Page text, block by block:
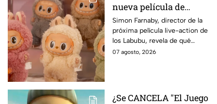
nueva película de
Labubu: de qué tratará
y cuándo se estrena
Simon Farnaby, director de la
próxima película live-action de
los Labubu, revela de qué
tratará la cinta. Aquí te
07 agosto, 2026
¿Se CANCELA "El Juego